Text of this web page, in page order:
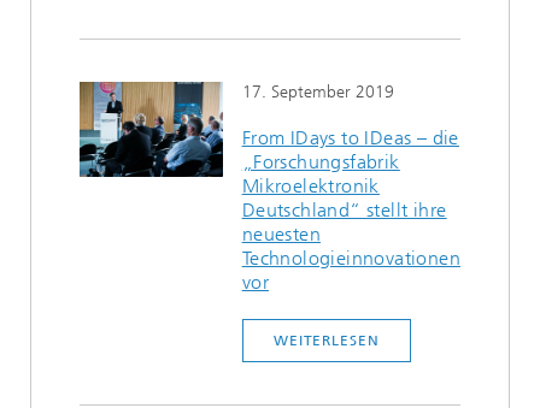
17. September 2019
From IDays to IDeas – die
„Forschungsfabrik
Mikroelektronik
Deutschland“ stellt ihre
neuesten
Technologieinnovationen
vor
WEITERLESEN